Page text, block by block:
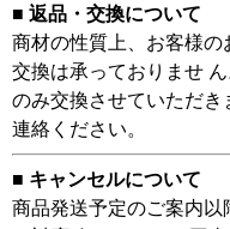
■ 返品・交換について
商材の性質上、お客様の
交換は承っておりませ
のみ交換させていただ
連絡ください。
■ キャンセルについて
商品発送予定のご案内